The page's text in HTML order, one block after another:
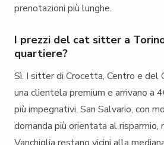
prenotazioni più lunghe.
I prezzi del cat sitter a
quartiere?
Sì. I sitter di Crocetta, Centro e del
una clientela premium e arrivano a
più impegnativi. San Salvario, con
domanda più orientata al risparmio,